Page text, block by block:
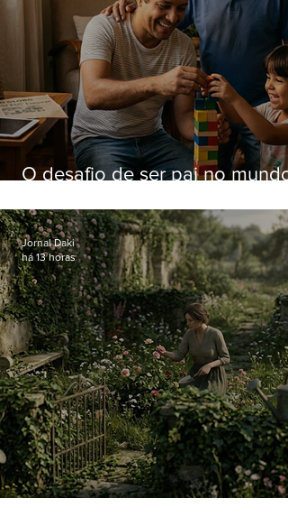
O desafio de ser pai no mundo
Jornal Daki
há 13 horas